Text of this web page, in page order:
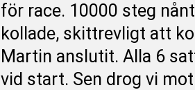
för race. 10000 steg
kollade, skittrevligt att
Martin anslutit. Alla 6
vid start. Sen drog vi